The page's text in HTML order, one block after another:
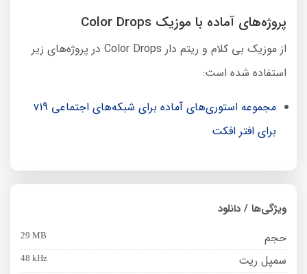
پروژه‌های آماده با موزیک Color Drops
از موزیک بی کلام و ریتم دار Color Drops در پروژه‌های زیر
استفاده شده است:
مجموعه استوری‌‌های آماده برای شبکه‌های اجتماعی v19
برای افتر افکت
ویژگی‌ها / دانلود
حجم 29 MB
سمپل ریت 48 kHz